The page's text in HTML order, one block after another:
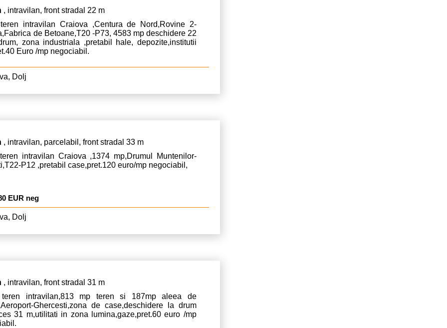
, intravilan, front stradal 22 m
intravilan Craiova ,Centura de Nord,Rovine 2-
de Betoane,T20 -P73, 4583 mp deschidere 22
zona industriala ,pretabil hale, depozite,institutii
Euro /mp negociabil.
Dolj
, intravilan, parcelabil, front stradal 33 m
intravilan Craiova ,1374 mp,Drumul Muntenilor-
P12 ,pretabil case,pret.120 euro/mp negociabil,
EUR neg
Dolj
, intravilan, front stradal 31 m
intravilan,813 mp teren si 187mp aleea de
Ghercesti,zona de case,deschidere la drum
31 m,utilitati in zona lumina,gaze,pret.60 euro /mp